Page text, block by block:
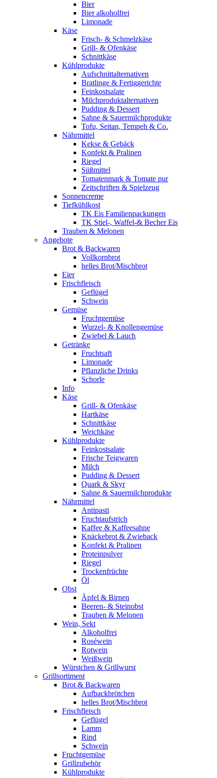
Bier
Bier alkoholfrei
Limonade
Käse
Frisch- & Schmelzkäse
Grill- & Ofenkäse
Schnittkäse
Kühlprodukte
Aufschnittalternativen
Bratlinge & Fertiggerichte
Feinkostsalate
Milchproduktalternativen
Pudding & Dessert
Sahne & Sauermilchprodukte
Tofu, Seitan, Tempeh & Co.
Nährmittel
Kekse & Gebäck
Konfekt & Pralinen
Riegel
Süßmittel
Tomatenmark & Tomate pur
Zeitschriften & Spielzeug
Sonnencreme
Tiefkühlkost
TK Eis Familienpackungen
TK Stiel-, Waffel-& Becher Eis
Trauben & Melonen
Angebote
Brot & Backwaren
Vollkornbrot
helles Brot/Mischbrot
Eier
Frischfleisch
Geflügel
Schwein
Gemüse
Fruchtgemüse
Wurzel- & Knollengemüse
Zwiebel & Lauch
Getränke
Fruchtsaft
Limonade
Pflanzliche Drinks
Schorle
Info
Käse
Grill- & Ofenkäse
Hartkäse
Schnittkäse
Weichkäse
Kühlprodukte
Feinkostsalate
Frische Teigwaren
Milch
Pudding & Dessert
Quark & Skyr
Sahne & Sauermilchprodukte
Nährmittel
Antipasti
Fruchtaufstrich
Kaffee & Kaffeesahne
Knäckebrot & Zwieback
Konfekt & Pralinen
Proteinpulver
Riegel
Trockenfrüchte
Öl
Obst
Äpfel & Birnen
Beeren- & Steinobst
Trauben & Melonen
Wein, Sekt
Alkoholfrei
Roséwein
Rotwein
Weißwein
Würstchen & Grillwurst
Grillsortiment
Brot & Backwaren
Aufbackbrötchen
helles Brot/Mischbrot
Frischfleisch
Geflügel
Lamm
Rind
Schwein
Fruchtgemüse
Grillzubehör
Kühlprodukte